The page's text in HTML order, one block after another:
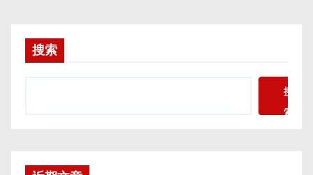
搜索
搜
索